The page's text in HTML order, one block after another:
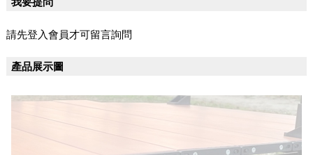
請先登入會員才可留言詢問
產品展示圖